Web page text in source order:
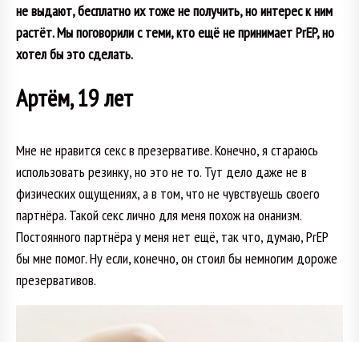
не выдают, бесплатно их тоже не получить, но интерес к ним
растёт. Мы поговорили с теми, кто ещё не принимает PrEP, но
хотел бы это сделать.
Артём, 19 лет
Мне не нравится секс в презервативе. Конечно, я стараюсь
использовать резинку, но это не то. Тут дело даже не в
физических ощущениях, а в том, что не чувствуешь своего
партнёра. Такой секс лично для меня похож на онанизм.
Постоянного партнёра у меня нет ещё, так что, думаю, PrEP
бы мне помог. Ну если, конечно, он стоил бы немногим дороже
презервативов.